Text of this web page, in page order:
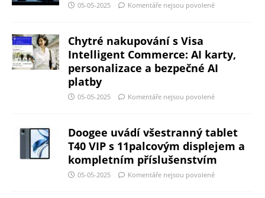
05-05-2025 Komentáře nejsou povolené
Chytré nakupování s Visa
Intelligent Commerce: AI karty,
personalizace a bezpečné AI
platby
05-05-2025 Komentáře nejsou povolené
Doogee uvádí všestranný tablet
T40 VIP s 11palcovým displejem a
kompletním příslušenstvím
05-05-2025 Komentáře nejsou povolené